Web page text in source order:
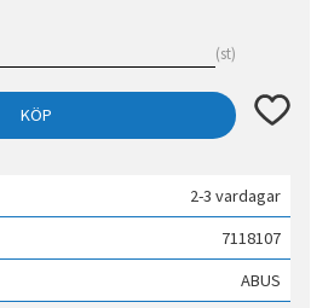
st
KÖP Lägg till
2-3 vardagar
7118107
ABUS